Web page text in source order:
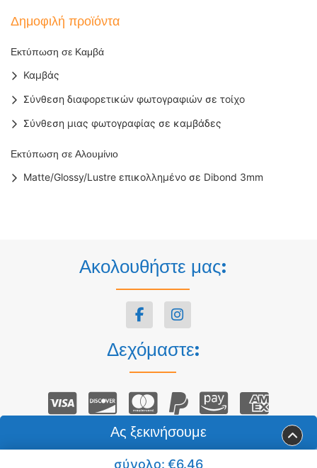
σύνολο: €6.46
Ας ξεκινήσουμε
Δημοφιλή προϊόντα
Εκτύπωση σε Καμβά
Καμβάς
Σύνθεση διαφορετικών φωτογραφιών σε τοίχο
Σύνθεση μιας φωτογραφίας σε καμβάδες
Εκτύπωση σε Αλουμίνιο
Matte/Glossy/Lustre επικολλημένο σε Dibond 3mm
Ακολουθήστε μας:
Δεχόμαστε:
Πνευματικά δικαιώματα © 2026 ΣΤΡΙΛΙΓΚΑΣ Ψηφιακές